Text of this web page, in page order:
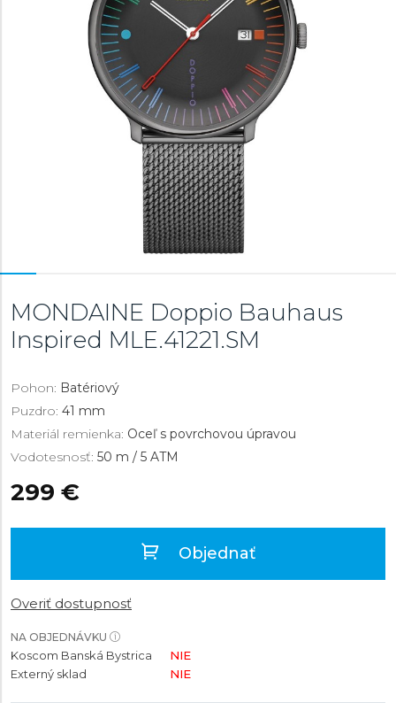
MONDAINE Doppio Bauhaus
Inspired MLE.41221.SM
Pohon: Batériový
Puzdro: 41 mm
Materiál remienka: Oceľ s povrchovou úpravou
Vodotesnosť: 50 m / 5 ATM
299 €
Objednať
Overiť dostupnosť
NA OBJEDNÁVKU
Koscom Banská Bystrica
NIE
Externý sklad
NIE